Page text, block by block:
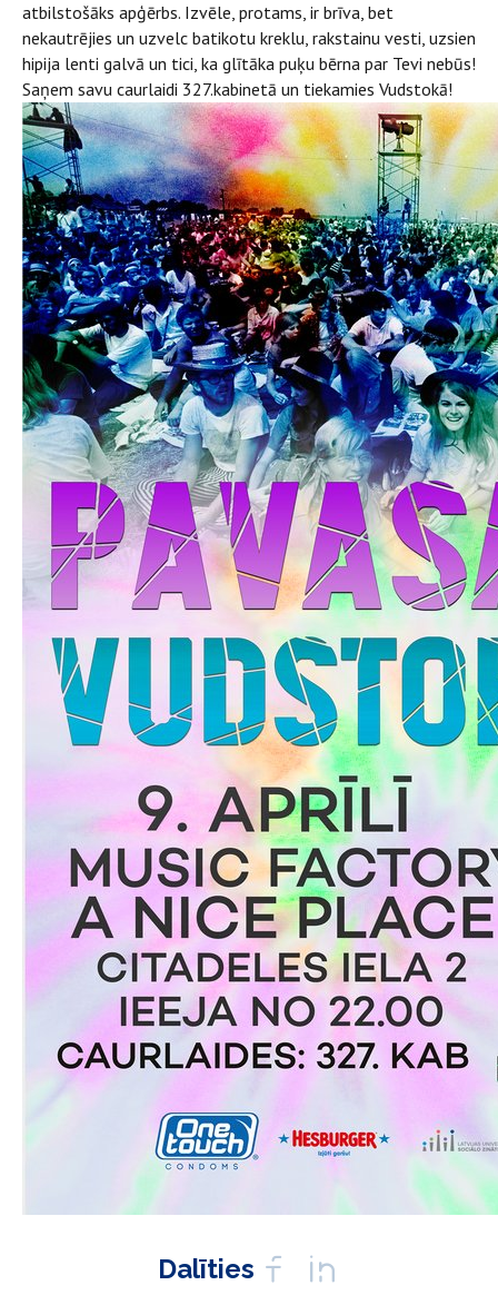
atbilstošāks apģērbs. Izvēle, protams, ir brīva, bet
nekautrējies un uzvelc batikotu kreklu, rakstainu vesti, uzsien
hipija lenti galvā un tici, ka glītāka puķu bērna par Tevi nebūs!
Saņem savu caurlaidi 327.kabinetā un tiekamies Vudstokā!
Dalīties